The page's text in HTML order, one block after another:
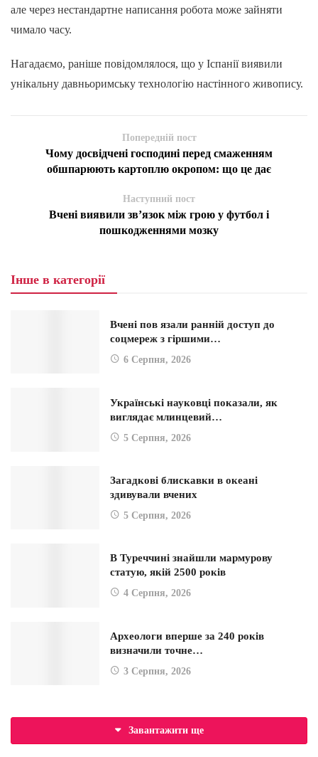
але через нестандартне написання робота може зайняти
чимало часу.
Нагадаємо, раніше повідомлялося, що у Іспанії виявили
унікальну давньоримську технологію настінного живопису.
Попередній пост
Чому досвідчені господині перед смаженням
обшпарюють картоплю окропом: що це дає
Наступний пост
Вчені виявили зв’язок між грою у футбол і
пошкодженнями мозку
Інше в категорії
Вчені пов язали ранній доступ до
соцмереж з гіршими…
6 Серпня, 2026
Українські науковці показали, як
виглядає млинцевий…
5 Серпня, 2026
Загадкові блискавки в океані
здивували вчених
5 Серпня, 2026
В Туреччині знайшли мармурову
статую, якій 2500 років
4 Серпня, 2026
Археологи вперше за 240 років
визначили точне…
3 Серпня, 2026
Завантажити ще